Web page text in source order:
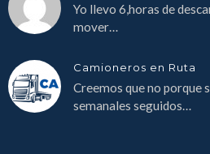
Yo llevo 6,horas de
mover…
Camioneros en Ruta
Creemos que no porque
semanales seguidos…